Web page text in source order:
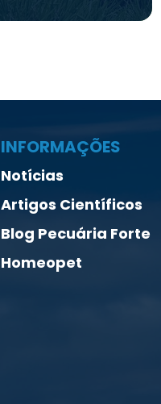
INFORMAÇÕES
Notícias
Artigos Científicos
Blog Pecuária Forte
Homeopet